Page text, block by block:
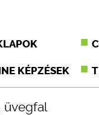
KÉPZÉSEK
üvegfal